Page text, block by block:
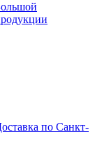
по Санкт-